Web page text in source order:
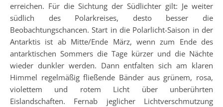
erreichen. Für die Sichtung der Südlichter gilt: Je weiter
südlich des Polarkreises, desto besser die
Beobachtungschancen. Start in die Polarlicht-Saison in der
Antarktis ist ab Mitte/Ende März, wenn zum Ende des
antarktischen Sommers die Tage kürzer und die Nächte
wieder dunkler werden. Dann entfalten sich am klaren
Himmel regelmäßig fließende Bänder aus grünem, rosa,
violettem und rotem Licht über unberührten
Eislandschaften. Fernab jeglicher Lichtverschmutzung